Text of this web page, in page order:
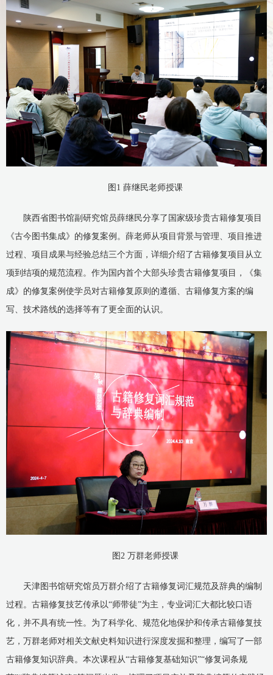
图1 薛继民老师授课
陕西省图书馆副研究馆员薛继民分享了国家级珍贵古籍修复项目
《古今图书集成》的修复案例。薛老师从项目背景与管理、项目推进
过程、项目成果与经验总结三个方面，详细介绍了古籍修复项目从立
项到结项的规范流程。作为国内首个大部头珍贵古籍修复项目，《集
成》的修复案例使学员对古籍修复原则的遵循、古籍修复方案的编
写、技术路线的选择等有了更全面的认识。
图2 万群老师授课
天津图书馆研究馆员万群介绍了古籍修复词汇规范及辞典的编制
过程。古籍修复技艺传承以“师带徒”为主，专业词汇大都比较口语
化，并不具有统一性。为了科学化、规范化地保护和传承古籍修复技
艺，万群老师对相关文献史料知识进行深度发掘和整理，编写了一部
古籍修复知识辞典。本次课程从“古籍修复基础知识”“修复词条规